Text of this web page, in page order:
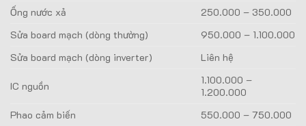
Ống nước xả
250.000 – 350.000
Sửa board mạch (dòng thường)
950.000 – 1.100.000
Sửa board mạch (dòng inverter)
Liên hệ
IC nguồn
1.100.000 –
1.200.000
Phao cảm biến
550.000 – 750.000